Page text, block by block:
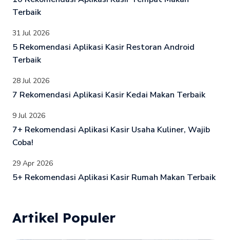
Terbaik
31 Jul 2026
5 Rekomendasi Aplikasi Kasir Restoran Android
Terbaik
28 Jul 2026
7 Rekomendasi Aplikasi Kasir Kedai Makan Terbaik
9 Jul 2026
7+ Rekomendasi Aplikasi Kasir Usaha Kuliner, Wajib
Coba!
29 Apr 2026
5+ Rekomendasi Aplikasi Kasir Rumah Makan Terbaik
Artikel Populer